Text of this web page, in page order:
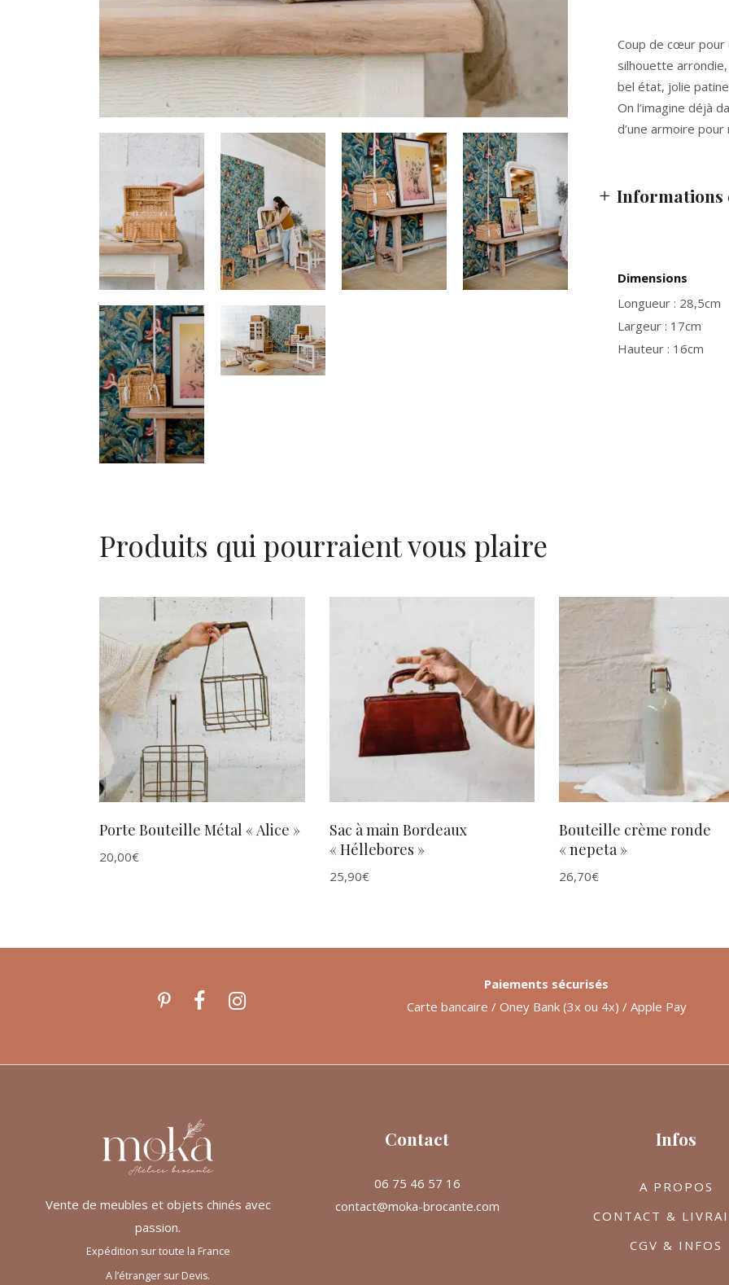
Coup de cœur pour
silhouette
bel état, jolie
On l’imagine déjà
d’une armoire
Informations
Dimensions
Longueur : 28,5cm
Largeur : 17cm
Hauteur : 16cm
Produits qui pourraient vous plaire
AJOUTER AU PANIER
Porte Bouteille Métal « Alice »
20,00€
AJOUTER AU PANIER
Sac à main Bordeaux
« Héllebores »
25,90€
AJOUTER AU PANIER
Bouteille crème ronde
« nepeta »
26,70€
Vente de meubles et objets chinés avec
passion.
Expédition sur toute la France
A l’étranger sur Devis.
Contact
06 75 46 57 16
contact@moka-brocante.com
Infos
A PROPOS
CONTACT &
CGV & INFOS
Paiements sécurisés
Carte bancaire / Oney Bank (3x ou 4x) / Apple Pay